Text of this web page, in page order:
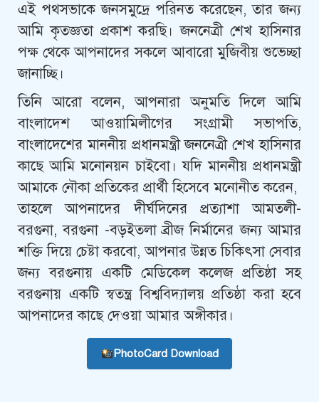
এই পথসভাকে জনসমুদ্রে পরিনত করেছেন, তার জন্য
আমি কৃতজ্ঞতা প্রকাশ করছি। জননেত্রী শেখ হাসিনার
পক্ষ থেকে আপনাদের সকলে আবারো মুজিবীয় শুভেচ্ছা
জানাচ্ছি।
তিনি আরো বলেন, আপনারা অনুমতি দিলে আমি
বাংলাদেশ আওয়ামিলীগের সংগ্রামী সভাপতি,
বাংলাদেশের মাননীয় প্রধানমন্ত্রী জননেত্রী শেখ হাসিনার
কাছে আমি মনোনয়ন চাইবো। যদি মাননীয় প্রধানমন্ত্রী
আমাকে নৌকা প্রতিকের প্রার্থী হিসেবে মনোনীত করেন,
তাহলে আপনাদের দীর্ঘদিনের প্রত্যাশা আমতলী-
বরগুনা, বরগুনা -বড়ইতলা ব্রীজ নির্মানের জন্য আমার
শক্তি দিয়ে চেষ্টা করবো, আপনার উন্নত চিকিৎসা সেবার
জন্য বরগুনায় একটি মেডিকেল কলেজ প্রতিষ্ঠা সহ
বরগুনায় একটি স্বতন্ত্র বিশ্ববিদ্যালয় প্রতিষ্ঠা করা হবে
আপনাদের কাছে দেওয়া আমার অঙ্গীকার।
PhotoCard Download